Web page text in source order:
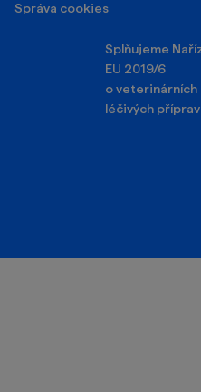
Správa cookies
Splňujeme
EU 2019/6
o veterinárních
léčivých